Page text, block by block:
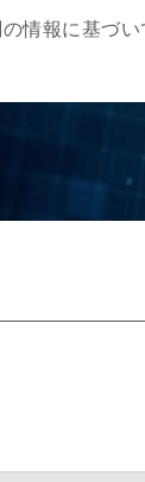
報に基づい